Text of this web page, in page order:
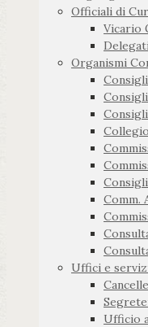
Officiali di
Vicario
Organismi
Comm.
Uffici e
Ufficio